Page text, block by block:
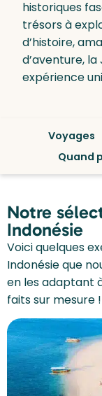
historiques
trésors à
d’histoire,
d’aventure,
expérience
Voyages
Quand
Notre
Indonésie
Voici quelques
Indonésie que
en les adaptant
faits sur mesure !